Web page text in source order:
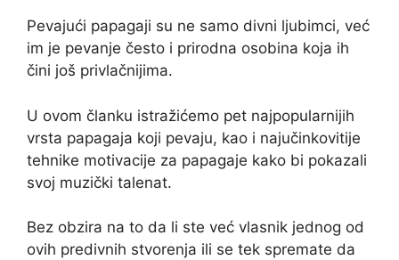
Pevajući papagaji su ne samo divni ljubimci, već
im je pevanje često i prirodna osobina koja ih
čini još privlačnijima.
U ovom članku istražićemo pet najpopularnijih
vrsta papagaja koji pevaju, kao i najučinkovitije
tehnike motivacije za papagaje kako bi pokazali
svoj muzički talenat.
Bez obzira na to da li ste već vlasnik jednog od
ovih predivnih stvorenja ili se tek spremate da